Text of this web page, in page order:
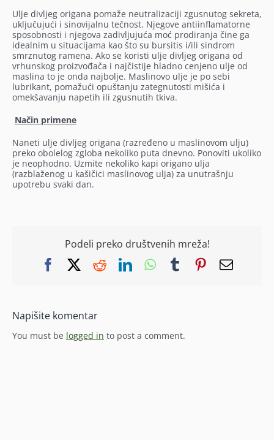
Ulje divljeg origana pomaže neutralizaciji zgusnutog sekreta,
uključujući i sinovijalnu tečnost. Njegove antiinflamatorne
sposobnosti i njegova zadivljujuća moć prodiranja čine ga
idealnim u situacijama kao što su bursitis i/ili sindrom
smrznutog ramena. Ako se koristi ulje divljeg origana od
vrhunskog proizvođača i najčistije hladno cenjeno ulje od
maslina to je onda najbolje. Maslinovo ulje je po sebi
lubrikant, pomažući opuštanju zategnutosti mišića i
omekšavanju napetih ili zgusnutih tkiva.
Način primene
Naneti ulje divljeg origana (razređeno u maslinovom ulju)
preko obolelog zgloba nekoliko puta dnevno. Ponoviti ukoliko
je neophodno. Uzmite nekoliko kapi origano ulja
(razblaženog u kašičici maslinovog ulja) za unutrašnju
upotrebu svaki dan.
Podeli preko društvenih mreža!
FacebookRedditLinkedInWhatsApp
TumblrPinterest
Email
Napišite komentar
You must be logged in to post a comment.